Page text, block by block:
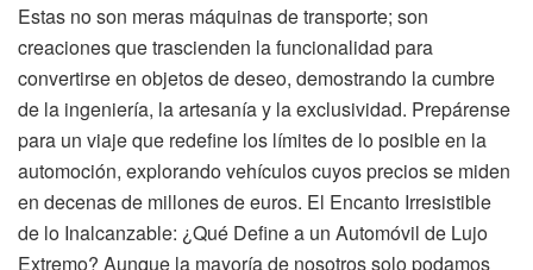
Estas no son meras máquinas de transporte; son
creaciones que trascienden la funcionalidad para
convertirse en objetos de deseo, demostrando la cumbre
de la ingeniería, la artesanía y la exclusividad. Prepárense
para un viaje que redefine los límites de lo posible en la
automoción, explorando vehículos cuyos precios se miden
en decenas de millones de euros. El Encanto Irresistible
de lo Inalcanzable: ¿Qué Define a un Automóvil de Lujo
Extremo? Aunque la mayoría de nosotros solo podamos